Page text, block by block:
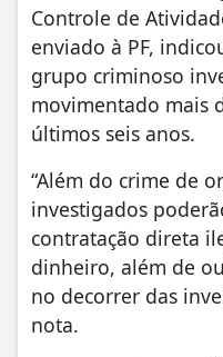
Controle de
enviado à PF,
grupo criminoso
movimentado mais
últimos seis anos.
“Além do crime de
investigados
contratação direta
dinheiro, além de
no decorrer das
nota.